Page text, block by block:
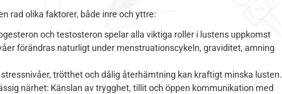
rad olika faktorer, både inre och yttre:
och testosteron spelar alla viktiga roller i lustens uppkomst
förändras naturligt under menstruationscykeln, graviditet, amning
trötthet och dålig återhämtning kan kraftigt minska lusten.
närhet: Känslan av trygghet, tillit och öppen kommunikation med